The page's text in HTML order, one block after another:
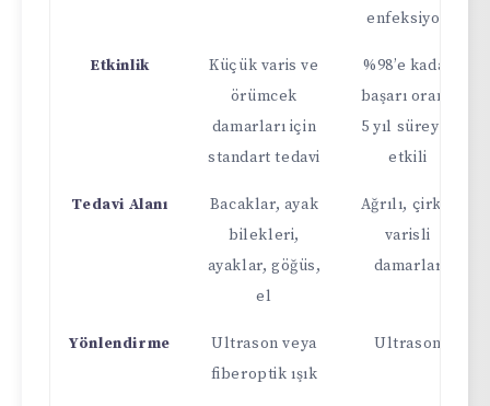
enfeksiyon
Etkinlik
Küçük varis ve
örümcek
damarları için
standart tedavi
%98’e kadar
başarı oranı,
5 yıl süreyle
etkili
Tedavi Alanı
Bacaklar, ayak
bilekleri,
ayaklar, göğüs,
el
Ağrılı, çirkin
varisli
damarlar
Yönlendirme
Ultrason veya
fiberoptik ışık
Ultrason